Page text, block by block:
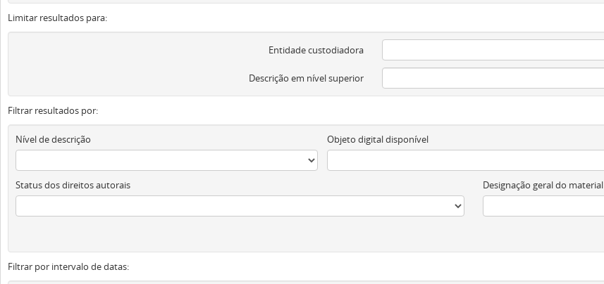
Limitar resultados para:
Entidade custodiadora
Descrição em nível superior
Filtrar resultados por:
Nível de descrição Objeto digital disponível
Status dos direitos autorais Designação geral do material
Filtrar por intervalo de datas: